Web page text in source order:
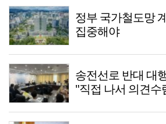
정부 국가철도망
집중해야
송전선로 반대 대
"직접 나서 의견수